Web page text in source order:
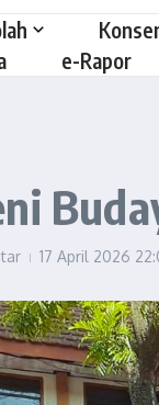
e-Rapor
17 April 2026